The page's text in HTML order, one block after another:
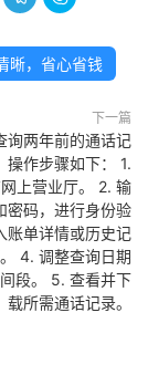
晰，省心省钱
下一篇
询两年前的通话记
操作步骤如下： 1.
上营业厅。 2. 输
密码，进行身份验
账单详情或历史记
4. 调整查询日期
段。 5. 查看并下
载所需通话记录。